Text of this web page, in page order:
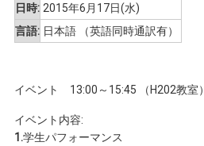
日時: 2015年6月17日(水)
言語: 日本語 （英語同時通訳有）
イベント 13:00～15:45 （H202教室）
イベント内容:
1.学生パフォーマンス